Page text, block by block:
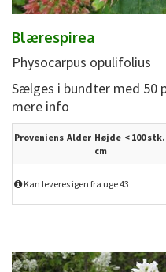
Blærespirea
Physocarpus opulifolius
Sælges i bundter med 50
mere info
Proveniens Alder Højde
cm
< 100 stk.
Kan leveres igen fra uge 43